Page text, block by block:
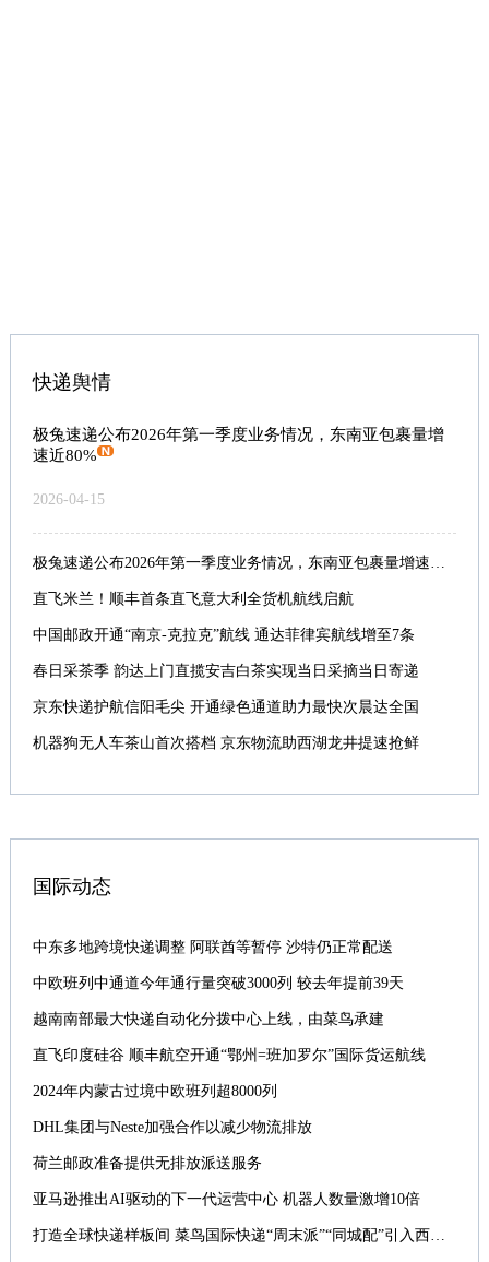
快递舆情
极兔速递公布2026年第一季度业务情况，东南亚包裹量增
速近80%
2026-04-15
直飞米兰！顺丰首条直飞意大利全货机航线启航
中国邮政开通“南京-克拉克”航线 通达菲律宾航线增至7条
春日采茶季 韵达上门直揽安吉白茶实现当日采摘当日寄递
京东快递护航信阳毛尖 开通绿色通道助力最快次晨达全国
机器狗无人车茶山首次搭档 京东物流助西湖龙井提速抢鲜
国际动态
中东多地跨境快递调整 阿联酋等暂停 沙特仍正常配送
中欧班列中通道今年通行量突破3000列 较去年提前39天
越南南部最大快递自动化分拨中心上线，由菜鸟承建
直飞印度硅谷 顺丰航空开通“鄂州=班加罗尔”国际货运航线
2024年内蒙古过境中欧班列超8000列
DHL集团与Neste加强合作以减少物流排放
荷兰邮政准备提供无排放派送服务
亚马逊推出AI驱动的下一代运营中心 机器人数量激增10倍